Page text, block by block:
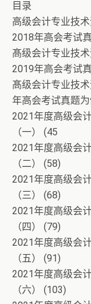
目录
高级会计专业技
2018年高会考试
髙级会计专业技
2019年高会考试
髙级会计专业技
年高会考试真题
2021年度高级会
（一） (45
2021年度高级会
（二） (58)
2021年度高级会
（三） (68)
2021年度高级会
（四） (79)
2021年度高级会
（五） (91)
2021年度高级会
（六） (103)